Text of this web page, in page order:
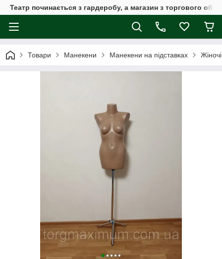
Театр починається з гардеробу, а магазин з торгового
Товари Манекени Манекени на підставках